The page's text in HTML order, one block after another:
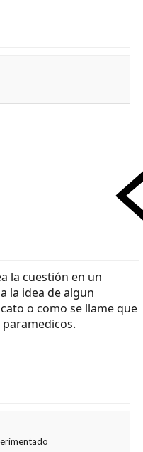
la cuestión en un
la idea de algun
o como se llame que